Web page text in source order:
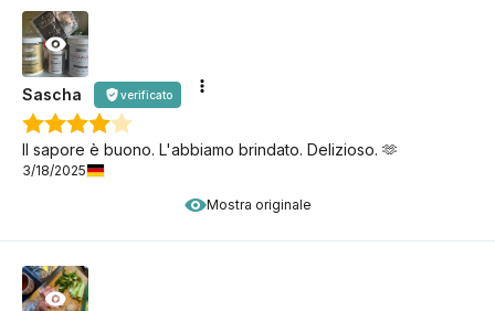
Mostra originale
Sascha verificato
Il sapore è buono. L'abbiamo brindato. Delizioso. 🫶
3/18/2025